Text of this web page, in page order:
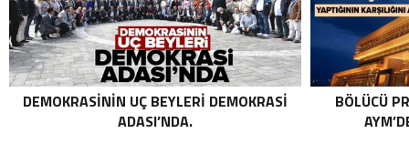
DEMOKRASININ UÇ BEYLERI DEMOKRASI
ADASI’NDA.
BÖLÜCÜ